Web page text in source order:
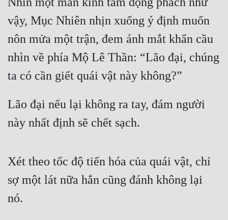
vậy, Mục Nhiên nhịn xuống ý định muốn
nôn mửa một trận, đem ánh mắt khẩn cầu
nhìn về phía Mộ Lê Thần: “Lão đại, chúng
ta có cần giết quái vật này không?”
Lão đại nếu lại không ra tay, đám người
này nhất định sẽ chết sạch.
Xét theo tốc độ tiến hóa của quái vật, chỉ
sợ một lát nữa hắn cũng đánh không lại
nó.